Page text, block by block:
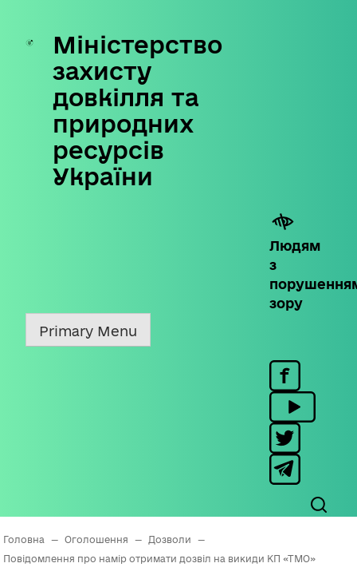
Skip
content
Міністерство
захисту
довкілля та
природних
ресурсів
України
Людям
з
зору
Primary Menu
Головна — Оголошення — Дозволи
—
Повідомлення про намір отримати дозвіл на викиди КП «ТМО»